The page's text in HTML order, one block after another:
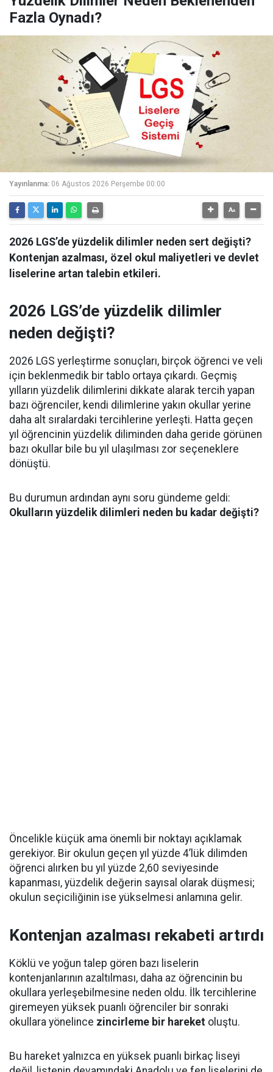
Fazla Oynadı?
Yayınlanma: 06 Ağustos 2026 Perşembe 00:00
2026 LGS’de yüzdelik dilimler neden sert değişti?
Kontenjan azalması, özel okul maliyetleri ve devlet
liselerine artan talebin etkileri.
2026 LGS’de yüzdelik dilimler
neden değişti?
2026 LGS yerleştirme sonuçları, birçok öğrenci ve veli
için beklenmedik bir tablo ortaya çıkardı. Geçmiş
yılların yüzdelik dilimlerini dikkate alarak tercih yapan
bazı öğrenciler, kendi dilimlerine yakın okullar yerine
daha alt sıralardaki tercihlerine yerleşti. Hatta geçen
yıl öğrencinin yüzdelik diliminden daha geride görünen
bazı okullar bile bu yıl ulaşılması zor seçeneklere
dönüştü.
Bu durumun ardından aynı soru gündeme geldi:
Okulların yüzdelik dilimleri neden bu kadar değişti?
Öncelikle küçük ama önemli bir noktayı açıklamak
gerekiyor. Bir okulun geçen yıl yüzde 4’lük dilimden
öğrenci alırken bu yıl yüzde 2,60 seviyesinde
kapanması, yüzdelik değerin sayısal olarak düşmesi;
okulun seçiciliğinin ise yükselmesi anlamına gelir.
Kontenjan azalması rekabeti artırdı
Köklü ve yoğun talep gören bazı liselerin
kontenjanlarının azaltılması, daha az öğrencinin bu
okullara yerleşebilmesine neden oldu. İlk tercihlerine
giremeyen yüksek puanlı öğrenciler bir sonraki
okullara yönelince zincirleme bir hareket oluştu.
Bu hareket yalnızca en yüksek puanlı birkaç liseyi